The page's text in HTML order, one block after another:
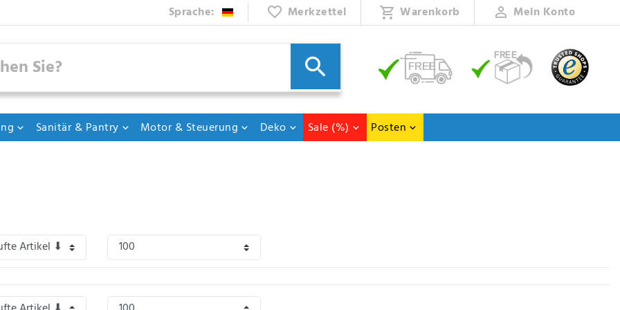
Sprache: Merkzettel Warenkorb Mein Konto
Sanitär & Pantry Motor & Steuerung Deko Sale (%) Posten